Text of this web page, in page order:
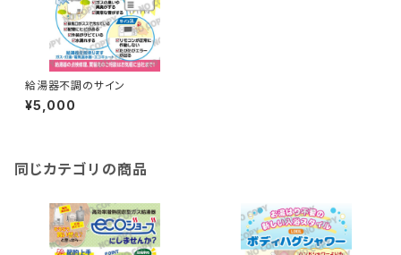
給湯器不調のサイン
¥5,000
同じカテゴリの商品